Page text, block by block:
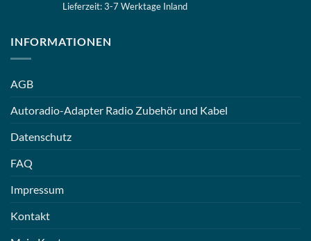
Lieferzeit: 3-7 Werktage Inland
INFORMATIONEN
AGB
Autoradio-Adapter Radio Zubehör und Kabel
Datenschutz
FAQ
Impressum
Kontakt